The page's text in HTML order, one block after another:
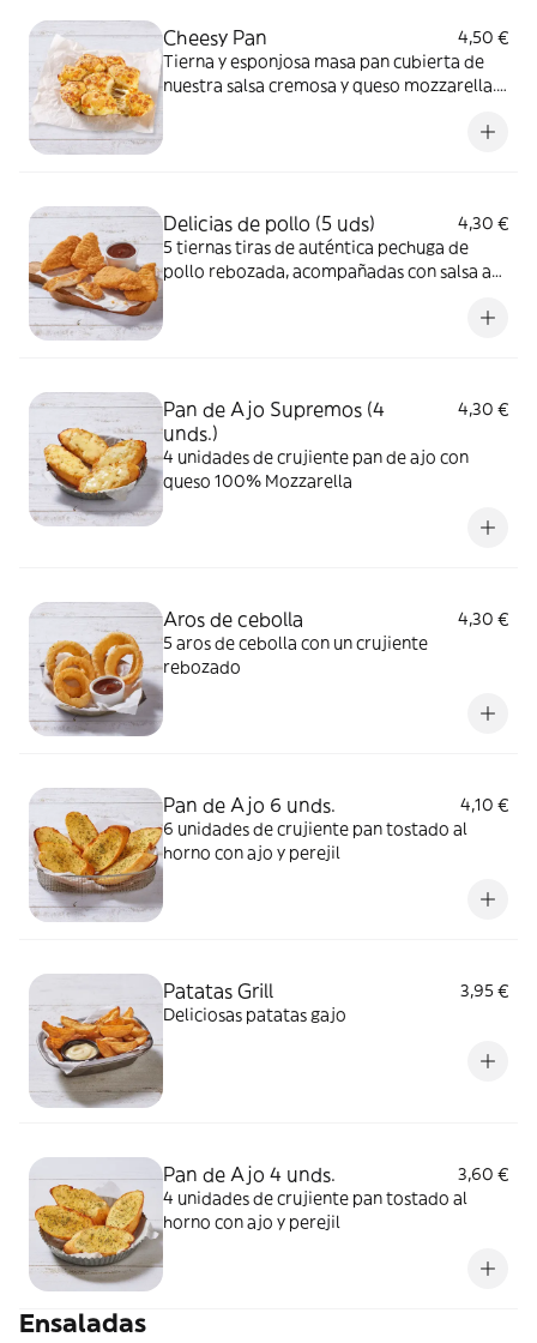
Cheesy Pan
4,50 €
Tierna y esponjosa masa pan cubierta de
nuestra salsa cremosa y queso mozzarella.
Delicias de pollo (5 uds)
4,30 €
5 tiernas tiras de auténtica pechuga de
pollo rebozada, acompañadas con salsa a
Pan de Ajo Supremos (4
unds.)
4,30 €
4 unidades de crujiente pan de ajo con
queso 100% Mozzarella
Aros de cebolla
4,30 €
5 aros de cebolla con un crujiente
rebozado
Pan de Ajo 6 unds.
4,10 €
6 unidades de crujiente pan tostado al
horno con ajo y perejil
Patatas Grill
3,95 €
Deliciosas patatas gajo
Pan de Ajo 4 unds.
3,60 €
4 unidades de crujiente pan tostado al
horno con ajo y perejil
Ensaladas